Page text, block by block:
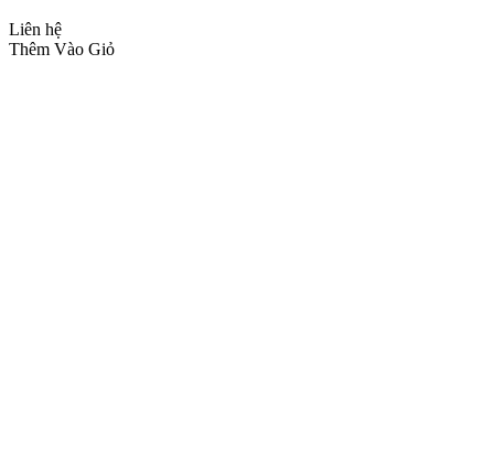
Liên hệ
Thêm Vào Giỏ